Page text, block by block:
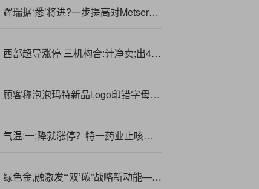
辉瑞据‘悉’将进?一步提高对Metsera收购报价
西部超导涨停 三机构合:计净卖;出4.99亿元
顾客称泡泡玛特新品l,ogo印错字母，客服：这款产品已经下架
气温:一;降就涨停？特一药业止咳药的“老剧本”还香吗？
绿色金,融激发“‘双’碳”战略新动能——平安银行济南分行成功投放大额光伏电站项目贷款